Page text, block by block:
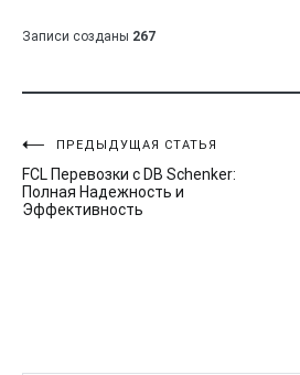
Записи созданы 267
Навигация
по
ПРЕДЫДУЩАЯ СТАТЬЯ
FCL Перевозки с DB Schenker:
Полная Надежность и
Эффективность